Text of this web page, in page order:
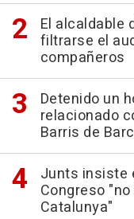
El alcaldable
filtrarse el
compañeros
Detenido un
relacionado
Barris de
Junts insiste
Congreso
Catalunya"